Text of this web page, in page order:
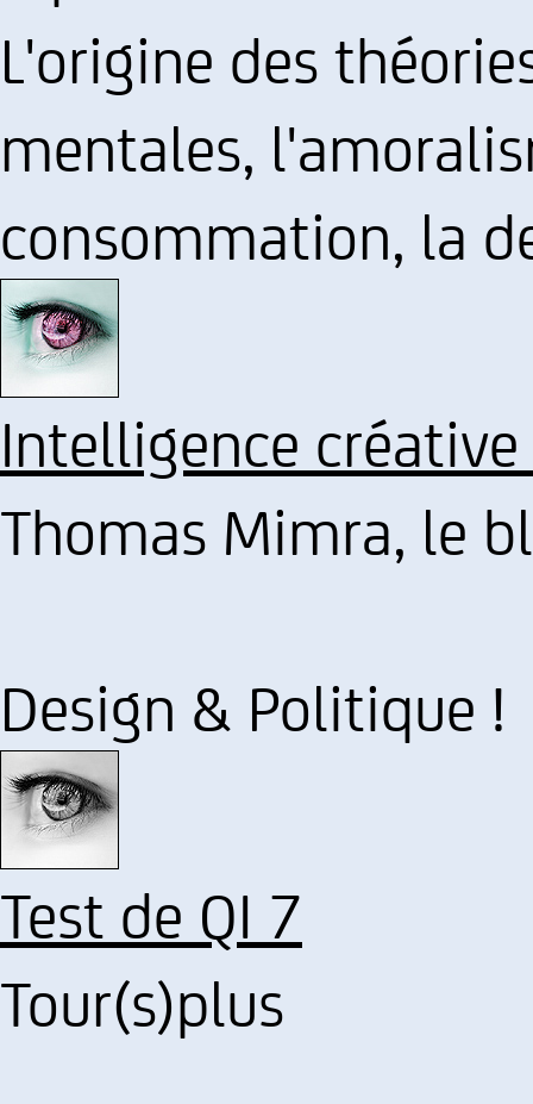
L'origine des
mentales,
consommation, la
Intelligence
Thomas Mimra, le
Design & Politique !
Test de QI 7
Tour(s)plus